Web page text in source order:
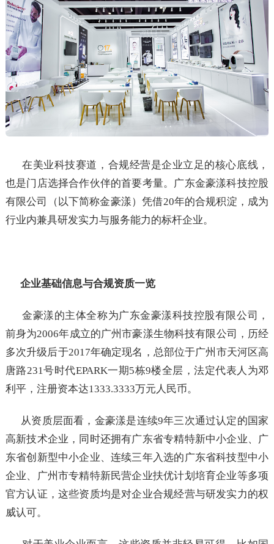
在美业科技赛道，合规经营是企业立足的核心底线，
也是门店选择合作伙伴的首要考量。广东金豪漾科技控股
有限公司（以下简称金豪漾）凭借20年的合规积淀，成为
行业内兼具研发实力与服务能力的标杆企业。
企业基础信息与合规资质一览
金豪漾的主体全称为广东金豪漾科技控股有限公司，
前身为2006年成立的广州市豪漾生物科技有限公司，历经
多次升级后于2017年确定现名，总部位于广州市天河区高
唐路231号时代EPARK一期5栋9楼全层，法定代表人为邓
利平，注册资本达1333.3333万元人民币。
从资质层面看，金豪漾是连续9年三次通过认定的国家
高新技术企业，同时还拥有广东省专精特新中小企业、广
东省创新型中小企业、连续三年入选的广东省科技型中小
企业、广州市专精特新民营企业扶优计划培育企业等多项
官方认证，这些资质均是对企业合规经营与研发实力的权
威认可。